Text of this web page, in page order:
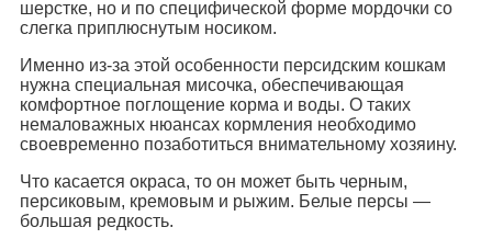
шерстке, но и по специфической форме мордочки со
слегка приплюснутым носиком.
Именно из-за этой особенности персидским кошкам
нужна специальная мисочка, обеспечивающая
комфортное поглощение корма и воды. О таких
немаловажных нюансах кормления необходимо
своевременно позаботиться внимательному хозяину.
Что касается окраса, то он может быть черным,
персиковым, кремовым и рыжим. Белые персы —
большая редкость.